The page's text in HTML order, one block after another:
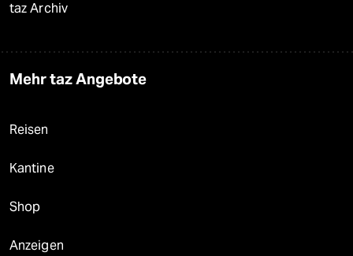
taz Archiv
Mehr taz Angebote
Reisen
Kantine
Shop
Anzeigen